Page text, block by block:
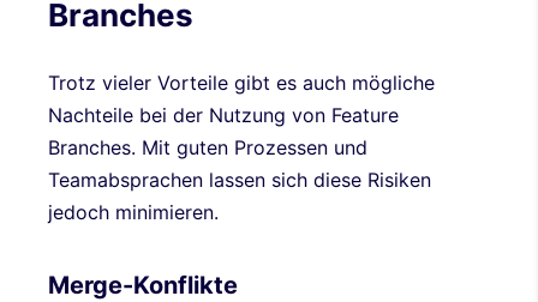
Branches
Trotz vieler Vorteile gibt es auch mögliche
Nachteile bei der Nutzung von Feature
Branches. Mit guten Prozessen und
Teamabsprachen lassen sich diese Risiken
jedoch minimieren.
Merge-Konflikte